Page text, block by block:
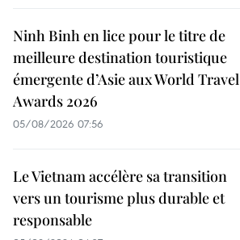
Ninh Binh en lice pour le titre de
meilleure destination touristique
émergente d’Asie aux World Travel
Awards 2026
05/08/2026 07:56
Le Vietnam accélère sa transition
vers un tourisme plus durable et
responsable